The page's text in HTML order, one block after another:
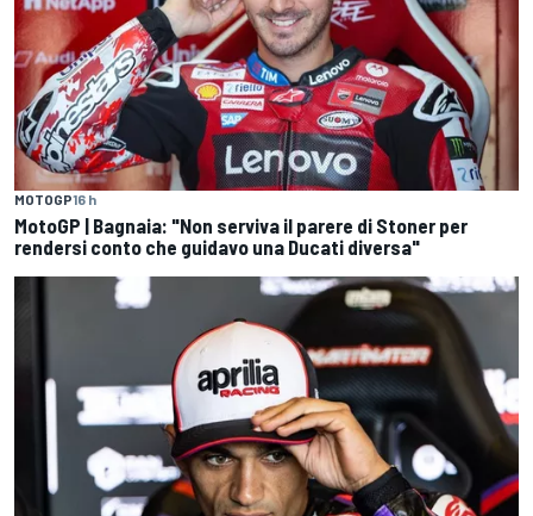
MOTOGP16 h
MotoGP | Bagnaia: "Non serviva il parere di Stoner per
rendersi conto che guidavo una Ducati diversa"